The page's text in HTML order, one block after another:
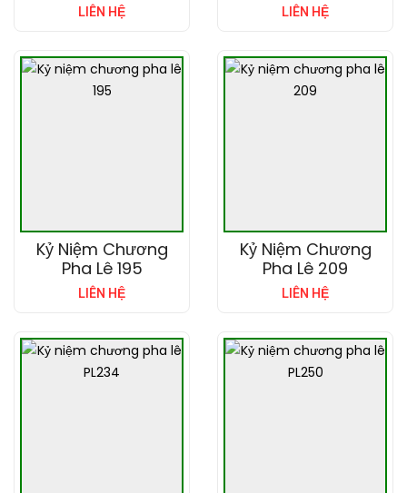
LIÊN HỆ LIÊN HỆ
Kỷ Niệm Chương
Pha Lê 195
LIÊN HỆ
Kỷ Niệm Chương
Pha Lê 209
LIÊN HỆ